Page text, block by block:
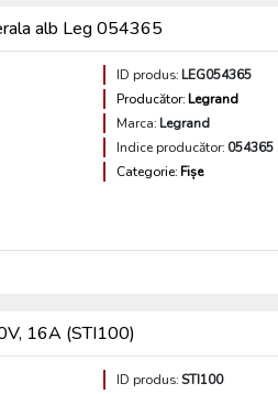
alb Leg 054365
ID produs: LEG054365
Producător: Legrand
Marca: Legrand
Indice producător: 054365
Categorie: Fișe
16A (STI100)
ID produs: STI100